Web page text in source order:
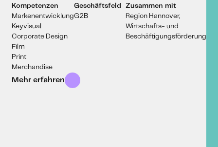
Kompetenzen
Markenentwicklung
Keyvisual
Corporate Design
Film
Print
Merchandise
Geschäftsfeld
G2B
Zusammen mit
Region Hannover,
Wirtschafts- und
Beschäftigungsförderung
Mehr erfahren